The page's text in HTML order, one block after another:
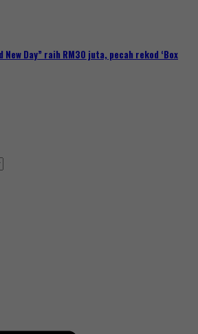
Day” raih RM30 juta, pecah rekod ‘Box